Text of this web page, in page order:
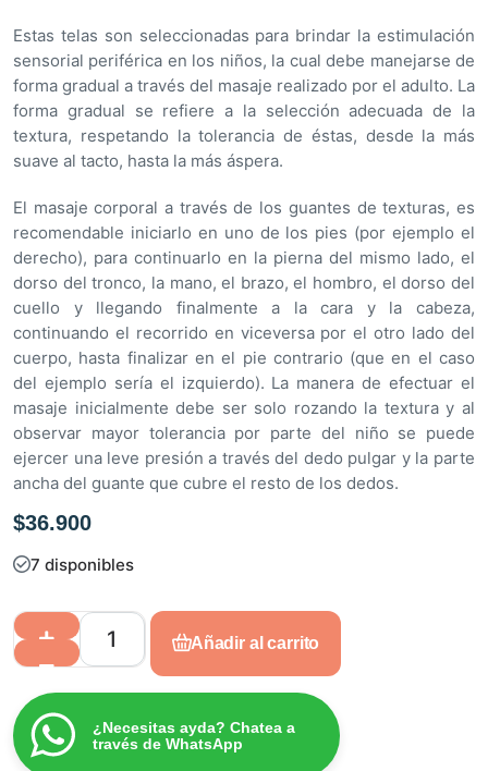
d
e
5
Estas telas son seleccionadas para brindar la estimulación
sensorial periférica en los niños, la cual debe manejarse de
forma gradual a través del masaje realizado por el adulto. La
forma gradual se refiere a la selección adecuada de la
textura, respetando la tolerancia de éstas, desde la más
suave al tacto, hasta la más áspera.
El masaje corporal a través de los guantes de texturas, es
recomendable iniciarlo en uno de los pies (por ejemplo el
derecho), para continuarlo en la pierna del mismo lado, el
dorso del tronco, la mano, el brazo, el hombro, el dorso del
cuello y llegando finalmente a la cara y la cabeza,
continuando el recorrido en viceversa por el otro lado del
cuerpo, hasta finalizar en el pie contrario (que en el caso
del ejemplo sería el izquierdo). La manera de efectuar el
masaje inicialmente debe ser solo rozando la textura y al
observar mayor tolerancia por parte del niño se puede
ejercer una leve presión a través del dedo pulgar y la parte
ancha del guante que cubre el resto de los dedos.
$36.900
7 disponibles
Añadir al carrito
¿Necesitas ayda? Chatea a
través de WhatsApp